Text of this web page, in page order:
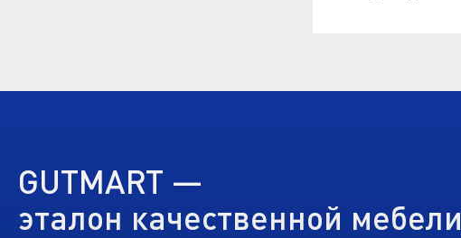
GUTMART —
эталон качественной мебели